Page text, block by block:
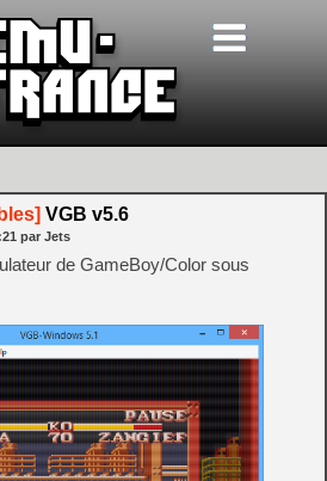
VGB v5.6
par Jets
de GameBoy/Color sous